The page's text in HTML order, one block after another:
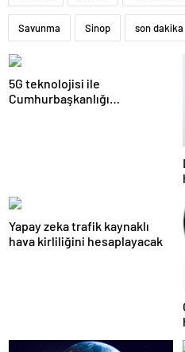
Savunma Sinop son dakika
5G teknolojisi ile
Cumhurbaşkanlığı
Yapay zeka trafik kaynaklı
hava kirliliğini hesaplayacak